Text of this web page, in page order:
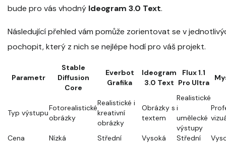
bude pro vás vhodný Ideogram 3.0 Text.
Následující přehled vám pomůže zorientovat se v
pochopit, který z nich se nejlépe hodí pro váš projekt.
Parametr
Stable
Diffusion
Core
Everbot
Grafika
Ideogram
3.0 Text
Flux 1.1
Pro Ultra
Typ výstupu
Fotorealistické
obrázky
Realistické i
kreativní
obrázky
Obrázky s
textem
Realistické
i
umělecké
výstupy
Cena Nízká Střední Vysoká Střední